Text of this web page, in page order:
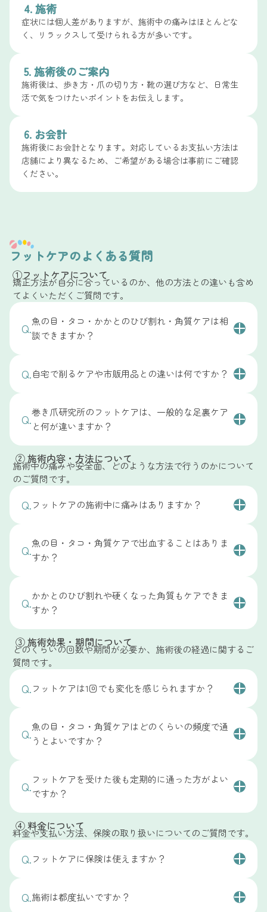
4. 施術
症状には個人差がありますが、施術中の痛みはほとんどな
く、リラックスして受けられる方が多いです。
5. 施術後のご案内
施術後は、歩き方・爪の切り方・靴の選び方など、日常生
活で気をつけたいポイントをお伝えします。
6. お会計
施術後にお会計となります。対応しているお支払い方法は
店舗により異なるため、ご希望がある場合は事前にご確認
ください。
フットケアのよくある質問
①フットケアについて
矯正方法が自分に合っているのか、他の方法との違いも含め
てよくいただくご質問です。
Q.魚の目・タコ・かかとのひび割れ・角質ケアは相
談できますか？
A.
足元のお悩みについて幅広くご相談いただいていま
実際に、「自分で削ってもすぐ戻ってしまう」「市販
のケア用品では改善しなかった」「どこに相談すれば
も多くいらっしゃいます。
当院では医療行為は行っておらず、足裏やかかとの状
態を確認したうえで、専門的なフットケアの範囲で対
応できるかを丁寧にご案内しています。状態によって
まずは現在の足元の状態を確認し、対応可否やケアの
方針をご説明します。自分の状態でも相談できるか気
公式ラインから無料フットケア相談
Q.自宅で削るケアや市販用品との違いは何ですか？
判断して行うか、状態に合わせて専門的にケアするか
という点です。
市販のやすりや角質ケア用品は手軽に使える一方で、
削りすぎてしまったり、必要な部分まで傷つけてしま
うことで、かえって負担がかかる場合があります。ま
ないと繰り返してしまうこともあります。
ている原因を確認したうえで、一人ひとりの足の状態
に合わせてケアの方法や範囲を調整
しています。必要
そのため、自己流のケアに不安がある方や、繰り返す
足裏トラブルにお悩みの方には、専門的なフットケア
をご案内しています。
Q.巻き爪研究所のフットケアは、一般的な足裏ケア
と何が違いますか？
A.
一般的な足裏ケアが、表面を整えることを目的とした
施術であるのに対し、巻き爪研究所のフットケアは、
状態や原因に合わせて無理のない範囲で整えていくこ
魚の目やタコ、かかとのひび割れ、角質は、日常の歩
しやすい特徴があります。そのため、見た目を整える
だけでなく、
なぜその部分に負担がかかっているのか
また、必要以上に削ることは行わず、足元の状態に合
わせてケアの方法や範囲を調整しています。はじめて
とご説明を行ったうえで施術を進めていきます。
② 施術内容・方法について
施術中の痛みや安全面、どのような方法で行うのかについて
のご質問です。
Q.フットケアの施術中に痛みはありますか？
A.
られています。
魚の目やタコ、角質の状態に合わせて、
め、強い刺激や負担をかけることはありません。
ただし、すでに痛みがある部分や敏感になっている箇
所については、違和感を感じる場合もあります。その
際は、状態に合わせて調整しながら進めていきますの
で、遠慮なくお声がけください。
前に状態を確認したうえで施術を行っています。
Q.魚の目・タコ・角質ケアで出血することはありま
すか？
A.
魚の目やタコ、角質は、状態に合わせて 無理のない範
囲で少しずつ整えていく方法
め、皮膚を切ったり傷つけることはありません。
ただし、すでに皮膚が敏感になっている場合や、ひび
割れが深い場合などは、状態によって違和感が出るこ
とがあります。その際は無理に施術を進めることはせ
ず、状態に合わせて対応いたしますのでご安心くださ
Q.かかとのひび割れや硬くなった角質もケアできま
すか？
はい、ケア可能です。かかとのひび割れや硬くなった
角質についても、状態を確認したうえで対応していま
す。
ひび割れや角質は、乾燥や日常の負担のかかり方によ
無理のな
ひび割れが深い場合や皮膚の状態によっては、無理に
施術を行わず、適切なケア方法をご案内することもあ
やケアの進め方をご説明いたしますので、ご安心くだ
さい。
③ 施術効果・期間について
どのくらいの回数や期間が必要か、施術後の経過に関するご
質問です。
Q.フットケアは1回でも変化を感じられますか？
A.
す。
魚の目やタコ、角質などは、状態に合わせて整えるこ
ていただくことがあります。
ただし、原因となる負担のかかり方や生活習慣によっ
ては、時間の経過とともに再び気になってくる場合も
あります。そのため、状態に応じて定期的なケアや日
常での注意点をご案内しています。
まずは1回の施術で現在の状態を整え、そのうえで必
Q.魚の目・タコ・角質ケアはどのくらいの頻度で通
うとよいですか？
A.
週間〜1ヶ月に1回程度のペースで通われています。
魚の目やタコ、角質は、歩き方や足への負担のかかり
方によって再びできやすいため、定期的に整えていく
ことで、痛みや違和感が出にくい状態を保ちやすくな
ります。
初回の状態や変化の出方によっては、間隔を短くした
無理に通院をおすすめすることはなく、
お一人おひと
していますのでご
Q.フットケアを受けた後も定期的に通った方がよい
ですか？
A.
つために継続してケアされる方が多いです。
魚の目やタコ、角質は、歩き方や日常の負担によって
繰り返しやすいため、一度整えても時間の経過ととも
そのため、状態に応じて定期的に整えていくことで、
④ 料金について
料金や支払い方法、保険の取り扱いについてのご質問です。
Q.フットケアに保険は使えますか？
ケアは医療行為ではないため、健康保険はご利用いた
Q.施術は都度払いですか？